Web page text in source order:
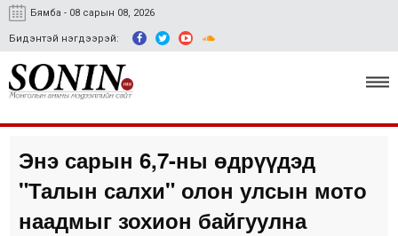
Бямба - 08 сарын 08, 2026
Бидэнтэй нэгдээрэй:
Улс төр, эдийн засаг
Гэмт хэрэг
Энэ сарын 6,7-ны өдрүүдэд
"Талын салхи" олон улсын мото
наадмыг зохион байгуулна